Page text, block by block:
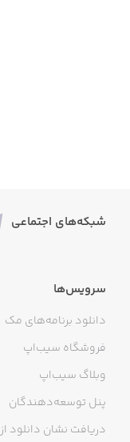
شبکه‌های اجتماعی
سرویس‌ها
دانلود برنامه‌های مک
فروشگاه سیب‌اپ
وبلاگ سیب‌اپ
پنل توسعه‌دهندگان
دریافت نشان دانلود از